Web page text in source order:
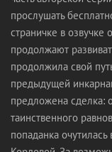
прослушать
страничке в озвучке
продолжают
продолжила свой
предыдущей
предложена сделка:
таинственного
попаданка